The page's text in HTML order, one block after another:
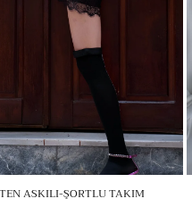
ASKILI-ŞORTLU TAKIM